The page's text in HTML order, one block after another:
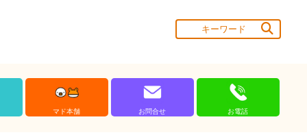
マド本舗 お問合せ お電話